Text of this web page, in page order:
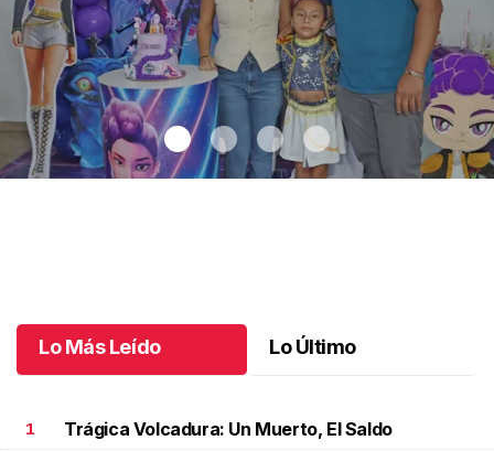
Lo Más Leído Lo Último
1 Trágica Volcadura: Un Muerto, El Saldo